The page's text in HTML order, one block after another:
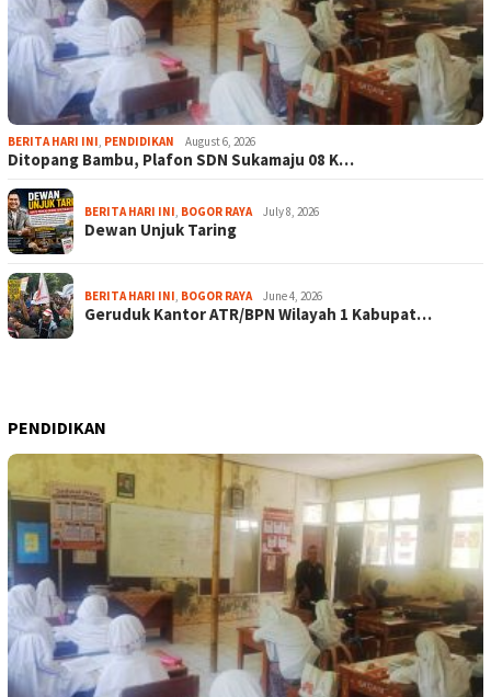
BERITA HARI INI, PENDIDIKAN August 6, 2026
Ditopang Bambu, Plafon SDN Sukamaju 08 K…
BERITA HARI INI, BOGOR RAYA July 8, 2026
Dewan Unjuk Taring
BERITA HARI INI, BOGOR RAYA June 4, 2026
Geruduk Kantor ATR/BPN Wilayah 1 Kabupat…
PENDIDIKAN